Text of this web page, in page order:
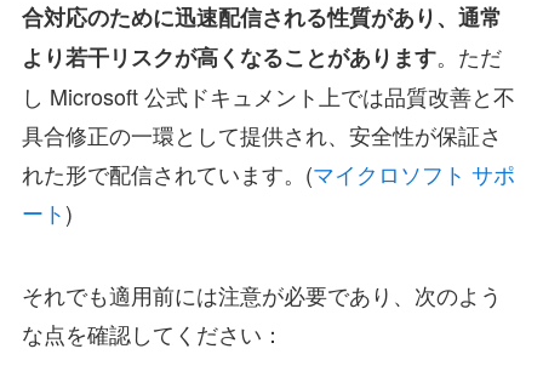
合対応のために迅速配信される性質があり、通常
より若干リスクが高くなることがあります。ただ
し Microsoft 公式ドキュメント上では品質改善と不
具合修正の一環として提供され、安全性が保証さ
れた形で配信されています。(マイクロソフト サポ
ート)
それでも適用前には注意が必要であり、次のよう
な点を確認してください：